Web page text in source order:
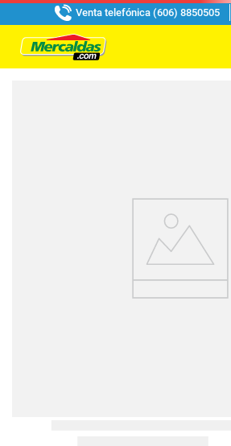
Venta telefónica (606) 8850505